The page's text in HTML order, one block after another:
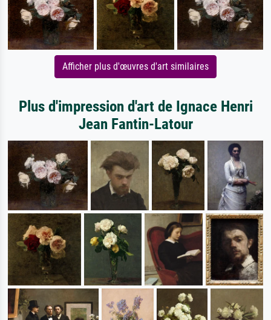
Afficher plus d'œuvres d'art similaires
Plus d'impression d'art de Ignace Henri
Jean Fantin-Latour